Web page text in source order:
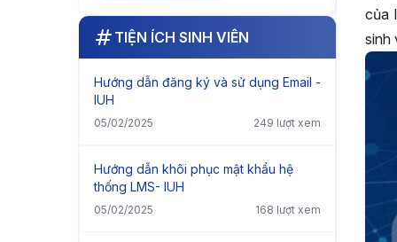
TIỆN ÍCH SINH VIÊN
Hướng dẫn đăng ký và sử dụng Email -
IUH
05/02/2025 249 lượt xem
Hướng dẫn khôi phục mật khẩu hệ
thống LMS- IUH
05/02/2025 168 lượt xem
của
sinh